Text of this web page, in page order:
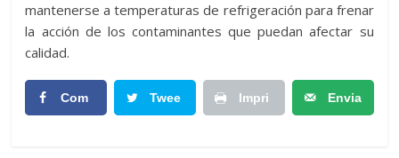
mantenerse a temperaturas de refrigeración para frenar
la acción de los contaminantes que puedan afectar su
calidad.
Com Twee Impri Envia